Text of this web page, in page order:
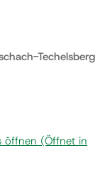
Techelsberg
öffnen (Öffnet in